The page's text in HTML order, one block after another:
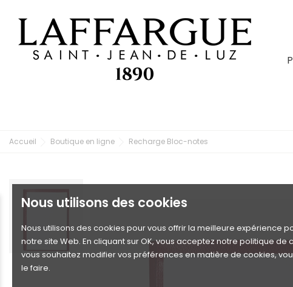
Nous utilisons des cookies
Nous utilisons des cookies pour vous offrir la meilleure expérience
notre site Web. En cliquant sur OK, vous acceptez notre politique de
vous souhaitez modifier vos préférences en matière de cookies,
le faire.
Accueil Boutique en ligne Recharge Bloc-notes